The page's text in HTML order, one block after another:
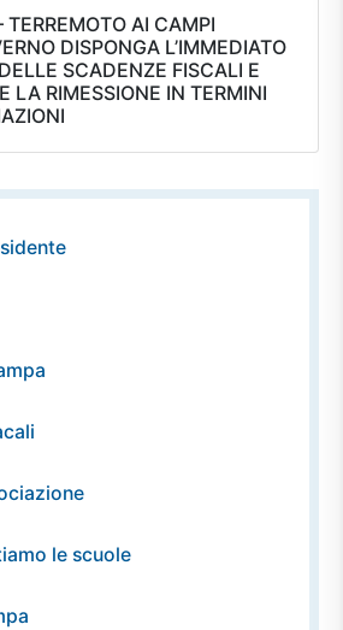
AI CAMPI
DISPONGA L’IMMEDIATO
SCADENZE FISCALI E
LA RIMESSIONE IN TERMINI
le scuole